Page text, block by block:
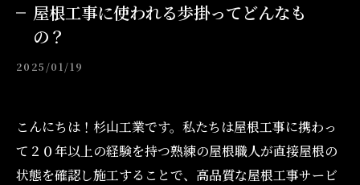
屋根工事に使われる歩掛ってどんなも
の？
2025/01/19
こんにちは！杉山工業です。私たちは屋根工事に携わっ
て２０年以上の経験を持つ熟練の屋根職人が直接屋根の
状態を確認し施工することで、高品質な屋根工事サービ